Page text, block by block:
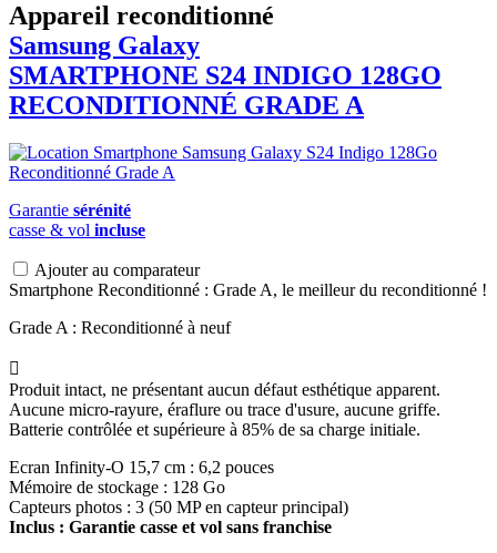
Appareil reconditionné
Samsung Galaxy
SMARTPHONE S24 INDIGO 128GO
RECONDITIONNÉ GRADE A
Garantie sérénité
casse & vol incluse
Ajouter au comparateur
Smartphone Reconditionné : Grade A, le meilleur du reconditionné !
Grade A : Reconditionné à neuf

Produit intact, ne présentant aucun défaut esthétique apparent.
Aucune micro-rayure, éraflure ou trace d'usure, aucune griffe.
Batterie contrôlée et supérieure à 85% de sa charge initiale.
Ecran Infinity-O 15,7 cm : 6,2 pouces
Mémoire de stockage : 128 Go
Capteurs photos : 3 (50 MP en capteur principal)
Inclus : Garantie casse et vol sans franchise